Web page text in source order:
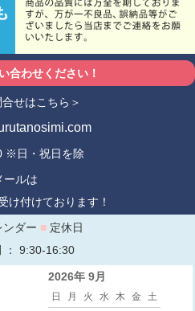
合わせください！
合せはこちら＞
※日・祝日を除
ールは
け付けております！
ンダー ■ 定休日
： 9:30-16:30
2026年 9月
日 月 火 水 木 金 土